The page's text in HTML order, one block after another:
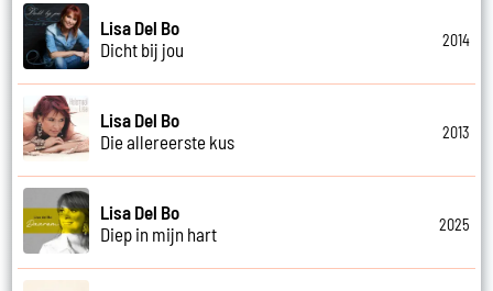
Lisa Del Bo
Dicht bij jou
2014
Lisa Del Bo
Die allereerste kus
2013
Lisa Del Bo
Diep in mijn hart
2025